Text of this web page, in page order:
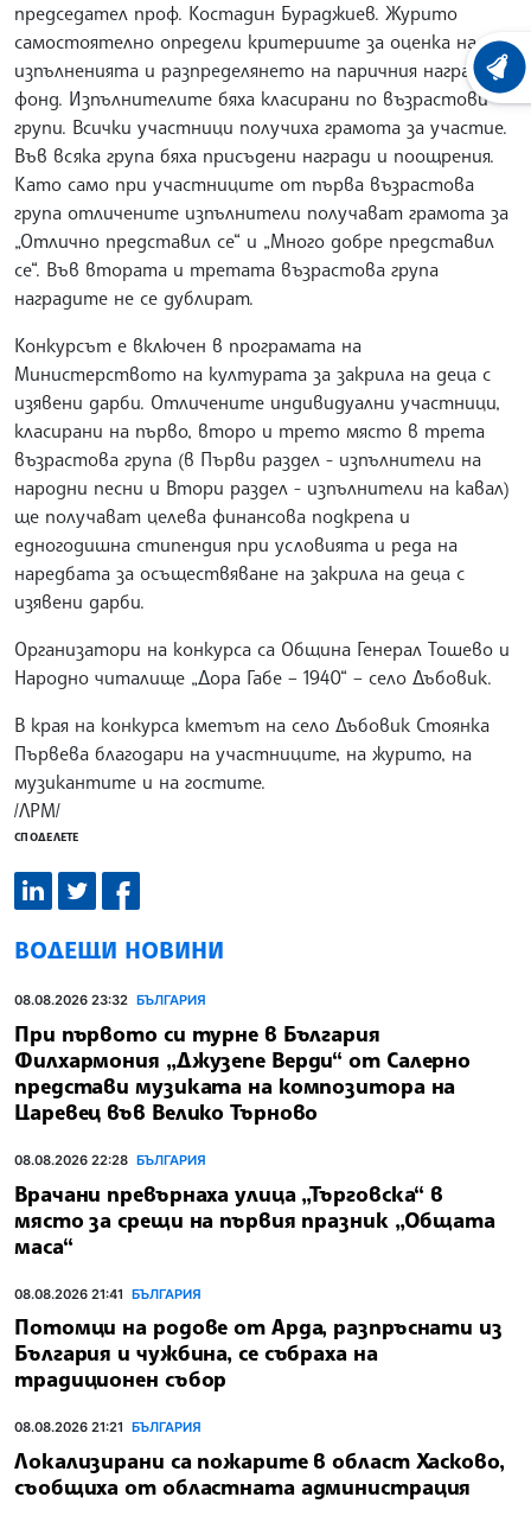
председател проф. Костадин Бураджиев. Журито
самостоятелно определи критериите за оценка на
изпълненията и разпределянето на паричния награден
фонд. Изпълнителите бяха класирани по възрастови
групи. Всички участници получиха грамота за участие.
Във всяка група бяха присъдени награди и поощрения.
Като само при участниците от първа възрастова
група отличените изпълнители получават грамота за
„Отлично представил се“ и „Много добре представил
се“. Във втората и третата възрастова група
наградите не се дублират.
Конкурсът е включен в програмата на
Министерството на културата за закрила на деца с
изявени дарби. Отличените индивидуални участници,
класирани на първо, второ и трето място в трета
възрастова група (в Първи раздел - изпълнители на
народни песни и Втори раздел - изпълнители на кавал)
ще получават целева финансова подкрепа и
едногодишна стипендия при условията и реда на
наредбата за осъществяване на закрила на деца с
изявени дарби.
Организатори на конкурса са Община Генерал Тошево и
Народно читалище „Дора Габе – 1940“ – село Дъбовик.
В края на конкурса кметът на село Дъбовик Стоянка
Първева благодари на участниците, на журито, на
музикантите и на гостите.
/ЛРМ/
СПОДЕЛЕТЕ
ВОДЕЩИ НОВИНИ
08.08.2026 23:32 БЪЛГАРИЯ
При първото си турне в България
Филхармония „Джузепе Верди“ от Салерно
представи музиката на композитора на
Царевец във Велико Търново
08.08.2026 22:28 БЪЛГАРИЯ
Врачани превърнаха улица „Търговска“ в
място за срещи на първия празник „Общата
маса“
08.08.2026 21:41 БЪЛГАРИЯ
Потомци на родове от Арда, разпръснати из
България и чужбина, се събраха на
традиционен събор
08.08.2026 21:21 БЪЛГАРИЯ
Локализирани са пожарите в област Хасково,
съобщиха от областната администрация